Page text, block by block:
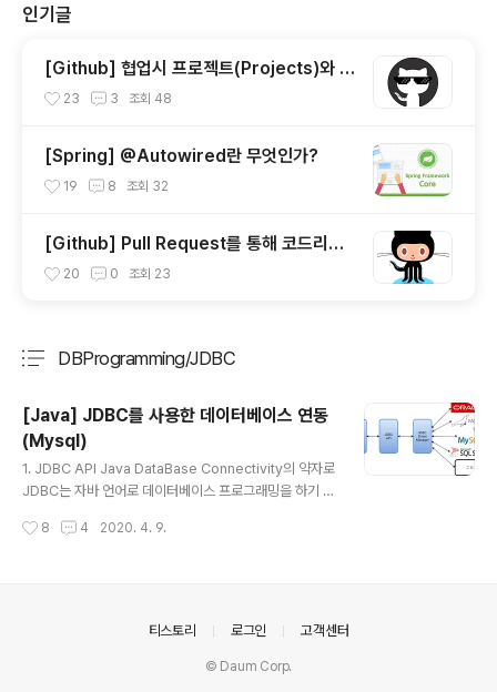
인기글
[Github] 협업시 프로젝트(Projects)와 이
슈(Issue) 사용하기
23 3 조회 48
[Spring] @Autowired란 무엇인가?
19 8 조회 32
[Github] Pull Request를 통해 코드리뷰
(Code Review)하는 법
20 0 조회 23
DBProgramming/JDBC
[Java] JDBC를 사용한 데이터베이스 연동
(Mysql)
1. JDBC API Java DataBase Connectivity의 약자로
JDBC는 자바 언어로 데이터베이스 프로그래밍을 하기 위
련 API를 제공한다. JDBC API는 JDK에서 제공하며 JD
템을 사용하지만 오라클을 사용한다면 오라클용 JDBC 드
한 클래스와 인터페이스로 구성된 패키지 java.sql와 jav
8 4 2020. 4. 9.
티스토리 로그인 고객센터
© Daum Corp.